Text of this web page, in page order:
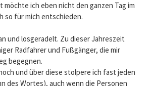
möchte ich eben nicht den ganzen Tag im
so für mich entschieden.
und losgeradelt. Zu dieser Jahreszeit
Radfahrer und Fußgänger, die mir
begegnen.
und über diese stolpere ich fast jeden
des Wortes), auch wenn die Personen